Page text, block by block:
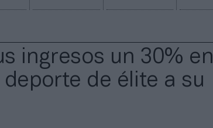
ingresos un 30% en
de élite a su